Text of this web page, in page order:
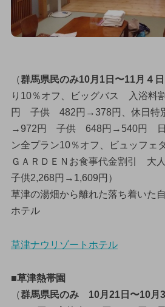
（群馬県民のみ10月1日〜11月４
り10％オフ、ビッグバス 入浴
円 子供 482円→378円、休日特
→972円 子供 648円→540円 日
ン全プラン10％オフ、ビュッフェ
ＧＡＲＤＥＮお食事代金割引 大
子供2,268円→1,609円）
草津の湯畑から離れた落ち着いた
ホテル
草津ナウリゾートホテル
■草津熱帯園
（群馬県民のみ 10月21日〜10月